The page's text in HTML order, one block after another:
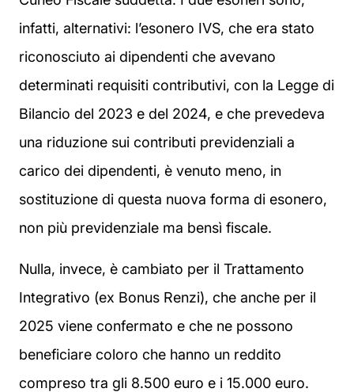
infatti, alternativi: l’esonero IVS, che era stato
riconosciuto ai dipendenti che avevano
determinati requisiti contributivi, con la Legge di
Bilancio del 2023 e del 2024, e che prevedeva
una riduzione sui contributi previdenziali a
carico dei dipendenti, è venuto meno, in
sostituzione di questa nuova forma di esonero,
non più previdenziale ma bensì fiscale.
Nulla, invece, è cambiato per il Trattamento
Integrativo (ex Bonus Renzi), che anche per il
2025 viene confermato e che ne possono
beneficiare coloro che hanno un reddito
compreso tra gli 8.500 euro e i 15.000 euro.